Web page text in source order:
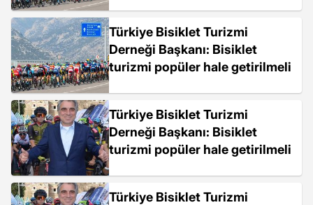
Türkiye Bisiklet Turizmi
Derneği Başkanı: Bisiklet
turizmi popüler hale getirilmeli
Türkiye Bisiklet Turizmi
Derneği Başkanı: Bisiklet
turizmi popüler hale getirilmeli
Türkiye Bisiklet Turizmi